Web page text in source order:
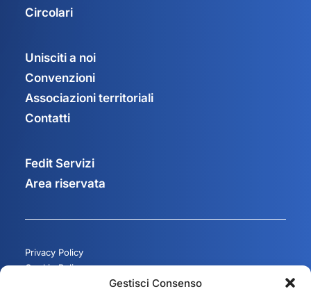
Gestisci Consenso
Circolari
Unisciti a noi
Convenzioni
Associazioni territoriali
Contatti
Fedit Servizi
Area riservata
Privacy Policy
Cookie Policy